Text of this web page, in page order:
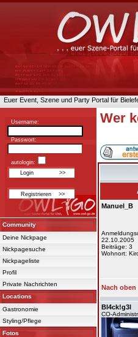
Euer Event, Szene und Party Portal für
Username:
Passwort:
autologin:
Community
Deine Nickpage
Nickpagesuche
Nickpageliste
Profil
Private Nachrichten
Locations
Gastronomie
Styling/Pflege
Fotos
Wer
Manuel_B
22.10.2005
Beiträge: 3
Wohnort:
Nach oben
Bl4ck!g3l
CO-